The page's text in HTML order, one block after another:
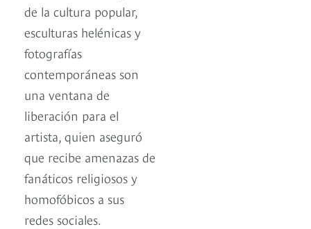
de la cultura popular,
esculturas helénicas y
fotografías
contemporáneas son
una ventana de
liberación para el
artista, quien aseguró
que recibe amenazas de
fanáticos religiosos y
homofóbicos a sus
redes sociales.